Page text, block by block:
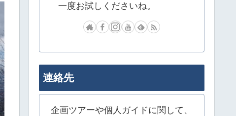
一度お試しくださいね。
連絡先
企画ツアーや個人ガイドに関して、